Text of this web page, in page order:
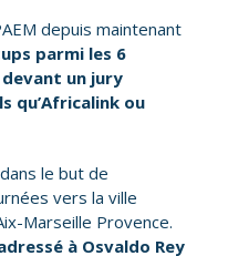
depuis maintenant
parmi les 6
devant un jury
qu’Africalink ou
le but de
vers la ville
Marseille Provence.
à Osvaldo Rey